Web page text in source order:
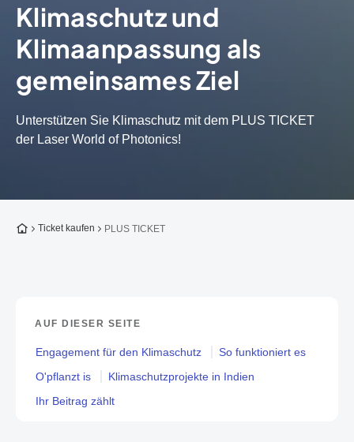
Klimaschutz und
Klimaanpassung als
gemeinsames Ziel
Unterstützen Sie Klimaschutz mit dem PLUS TICKET
der Laser World of Photonics!
Zur Startseite
Ticket kaufen PLUS TICKET
AUF DIESER SEITE
Engagement für den Klimaschutz
So funktioniert es
O'pflanzt is
Klimaschutzprojekte in Indien
Ihr Beitrag zählt